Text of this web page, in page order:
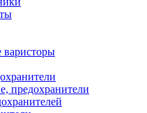
варисторы
предохранители